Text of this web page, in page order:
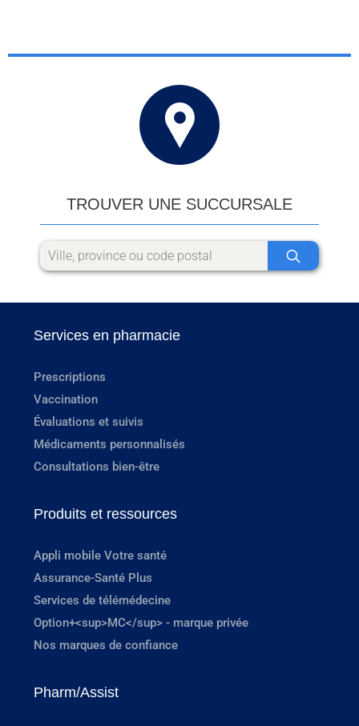
TROUVER UNE SUCCURSALE
Services en pharmacie
Prescriptions
Vaccination
Évaluations et suivis
Médicaments personnalisés
Consultations bien-être
Produits et ressources
Appli mobile Votre santé
Assurance-Santé Plus
Services de télémédecine
Option+<sup>MC</sup> - marque privée
Nos marques de confiance
Pharm/Assist